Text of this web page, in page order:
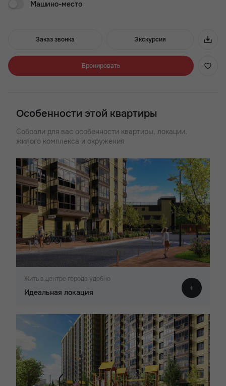
Жилой комплекс-небоскрёб «Донской Арбат» в центральном
близость развитой городской инфраструктуры, где есть
учреждений. Рядом находится бассейн «Волна» и стадион
«Динамо». В жилом комплексе спроектированы студии,
одно-, двух-и трёхкомнатные квартиры площадью от 21 до 76
Машино-место
Заказ звонка Экскурсия
Бронировать
Особенности этой квартиры
Собрали для вас особенности квартиры, локации,
жилого комплекса и окружения
Жить в центре города удобно
Идеальная локация